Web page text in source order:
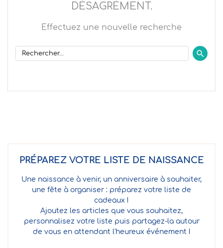
DÉSAGRÉMENT.
Effectuez une nouvelle recherche
PRÉPAREZ VOTRE LISTE DE NAISSANCE
Une naissance à venir, un anniversaire à souhaiter,
une fête à organiser : préparez votre liste de
cadeaux !
Ajoutez les articles que vous souhaitez,
personnalisez votre liste puis partagez-la autour
de vous en attendant l'heureux événement !